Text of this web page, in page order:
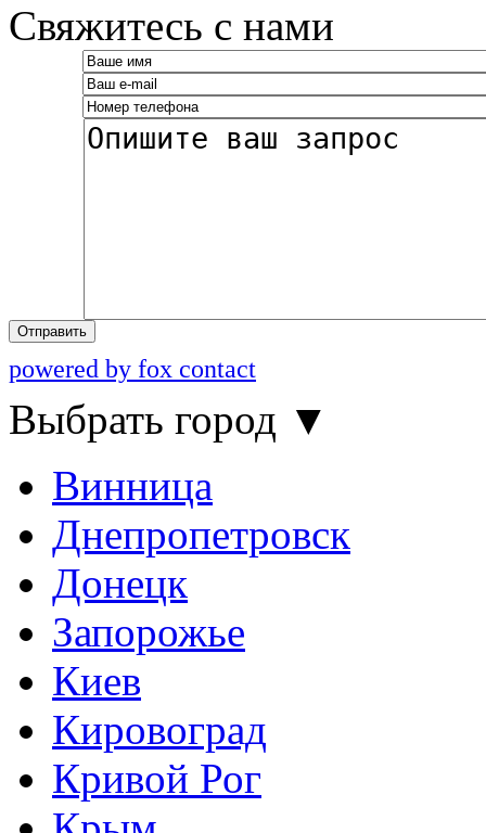
­Свяжитесь с нами
Отправить
powered by fox contact
Выбрать город ▼
Винница
Днепропетровск
Донецк
Запорожье
Киев
Кировоград
Кривой Рог